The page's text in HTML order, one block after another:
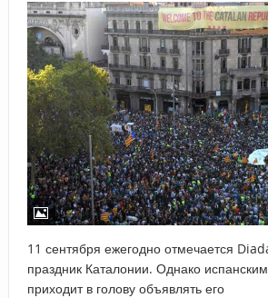
11 сентября ежегодно отмечается
праздник Каталонии. Однако
приходит в голову объявлять его